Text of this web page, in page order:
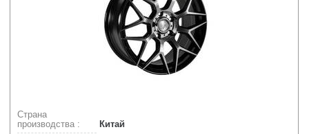
Страна
производства :
Китай